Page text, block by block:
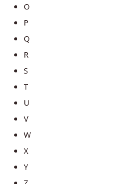
O
P
Q
R
S
T
U
V
W
X
Y